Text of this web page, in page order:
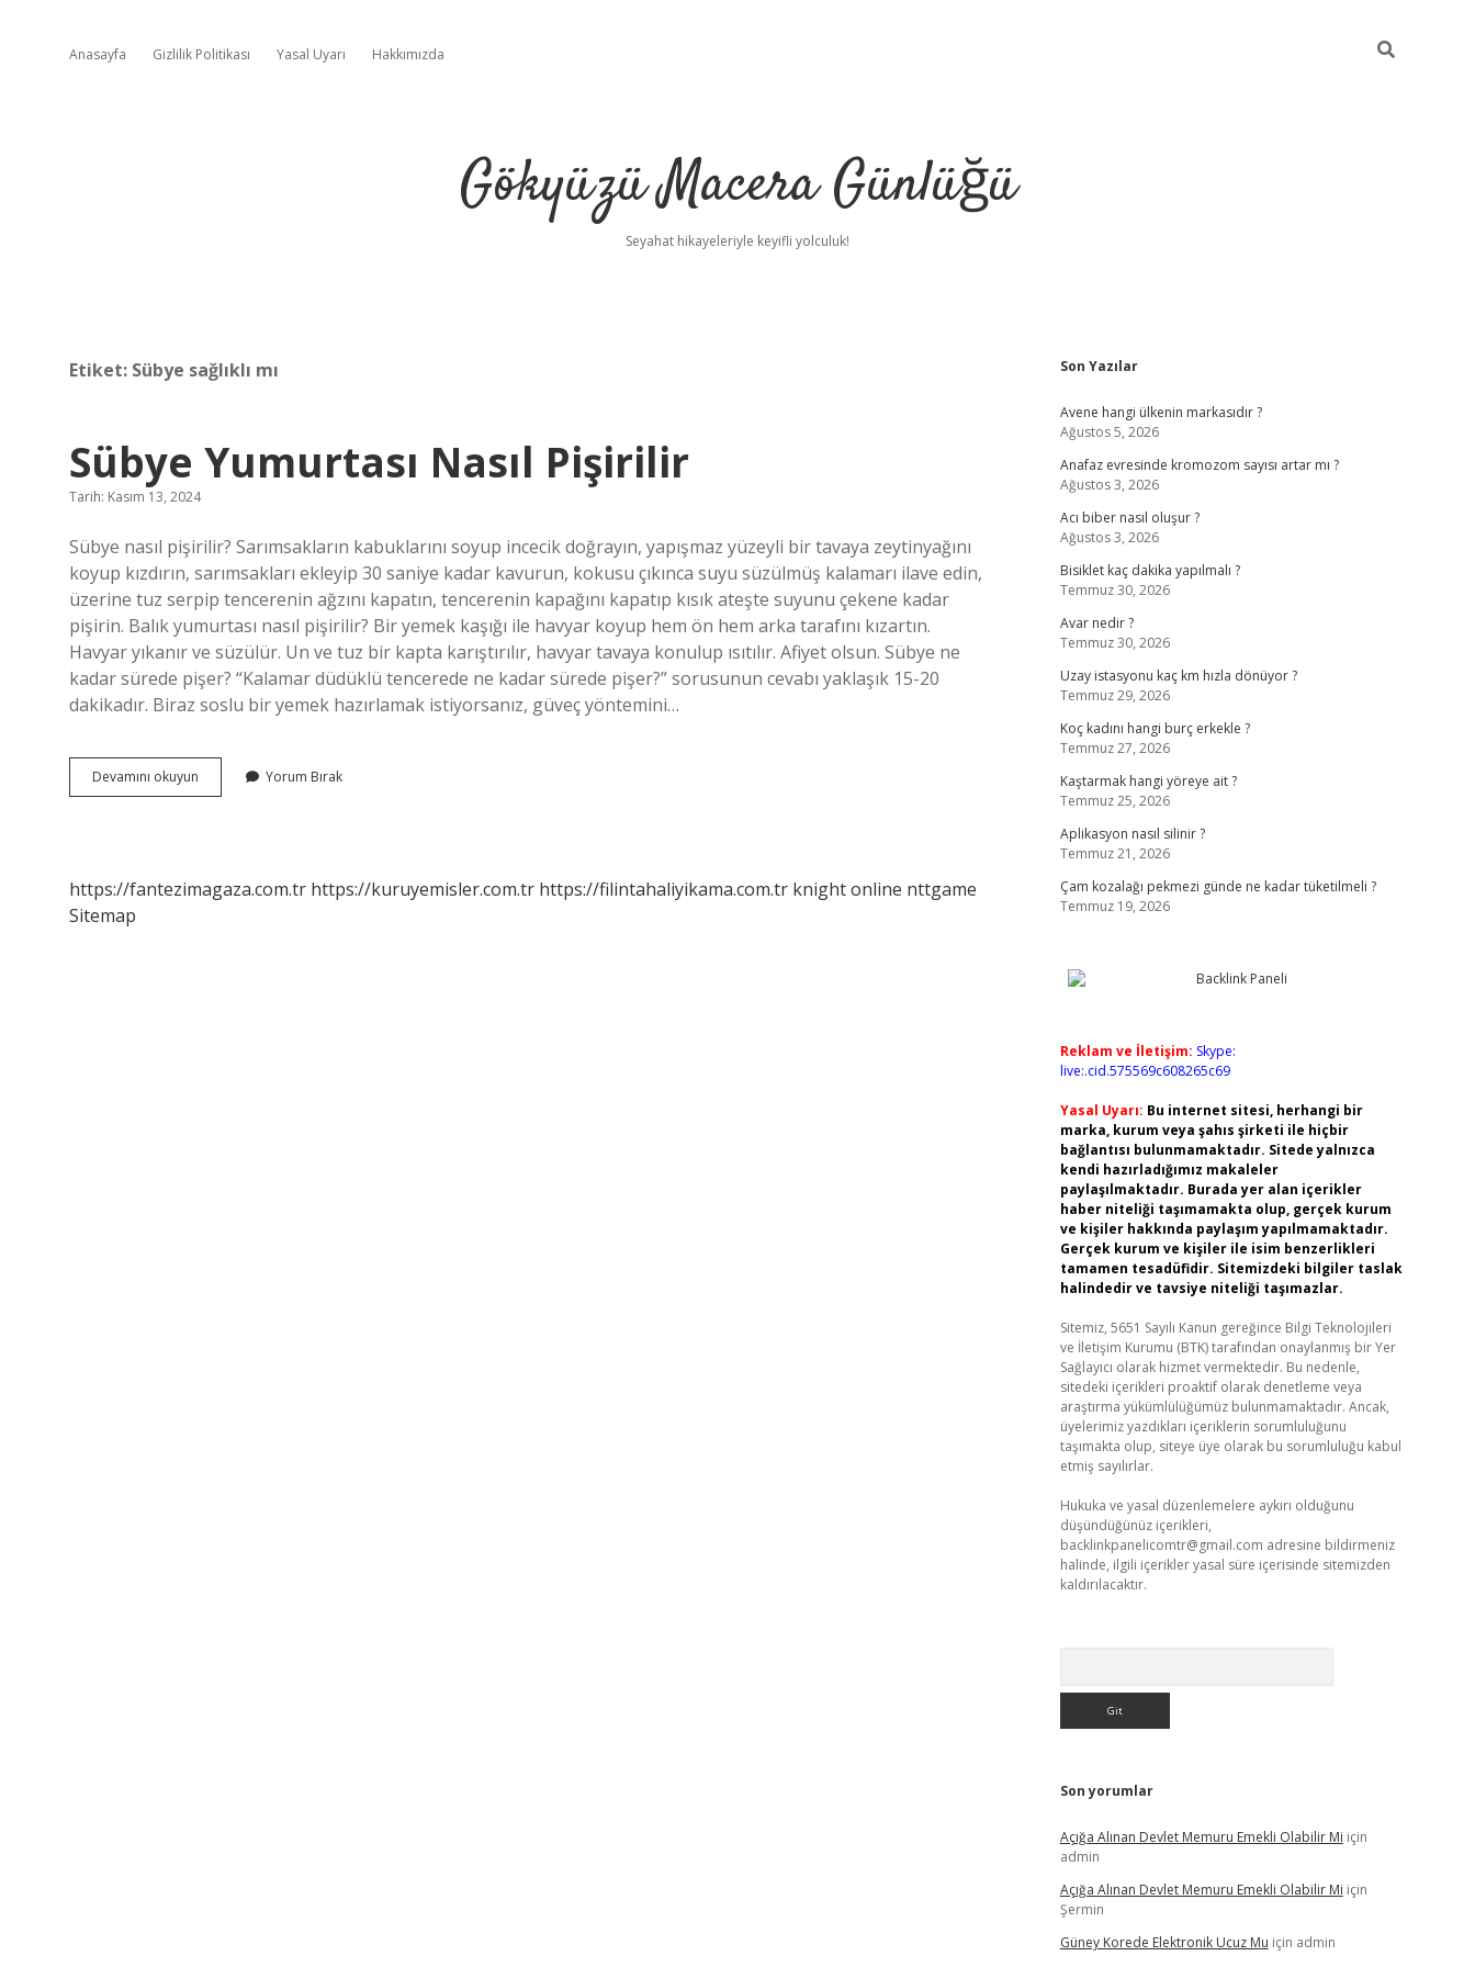
Anasayfa Gizlilik Politikası Yasal Uyarı Hakkımızda
Gökyüzü Macera Günlüğü
Seyahat hikayeleriyle keyifli yolculuk!
Etiket: Sübye sağlıklı mı
Sübye Yumurtası Nasıl Pişirilir
Tarih: Kasım 13, 2024
Sübye nasıl pişirilir? Sarımsakların kabuklarını soyup incecik doğrayın, yapışmaz yüzeyli bir tavaya zeytinyağını
koyup kızdırın, sarımsakları ekleyip 30 saniye kadar kavurun, kokusu çıkınca suyu süzülmüş kalamarı ilave edin,
üzerine tuz serpip tencerenin ağzını kapatın, tencerenin kapağını kapatıp kısık ateşte suyunu çekene kadar
pişirin. Balık yumurtası nasıl pişirilir? Bir yemek kaşığı ile havyar koyup hem ön hem arka tarafını kızartın.
Havyar yıkanır ve süzülür. Un ve tuz bir kapta karıştırılır, havyar tavaya konulup ısıtılır. Afiyet olsun. Sübye ne
kadar sürede pişer? “Kalamar düdüklü tencerede ne kadar sürede pişer?” sorusunun cevabı yaklaşık 15-20
dakikadır. Biraz soslu bir yemek hazırlamak istiyorsanız, güveç yöntemini…
Devamını okuyun
Yumurtası
Yorum Bırak
https://fantezimagaza.com.tr https://kuruyemisler.com.tr https://filintahaliyikama.com.tr knight online nttgame
Sitemap
Sidebar
Son Yazılar
Avene hangi ülkenin markasıdır ?
Ağustos 5, 2026
Anafaz evresinde kromozom sayısı artar mı ?
Ağustos 3, 2026
Acı biber nasıl oluşur ?
Ağustos 3, 2026
Bisiklet kaç dakika yapılmalı ?
Temmuz 30, 2026
Avar nedir ?
Temmuz 30, 2026
Uzay istasyonu kaç km hızla dönüyor ?
Temmuz 29, 2026
Koç kadını hangi burç erkekle ?
Temmuz 27, 2026
Kaştarmak hangi yöreye ait ?
Temmuz 25, 2026
Aplikasyon nasıl silinir ?
Temmuz 21, 2026
Çam kozalağı pekmezi günde ne kadar tüketilmeli ?
Temmuz 19, 2026
Reklam ve İletişim: Skype:
live:.cid.575569c608265c69
Yasal Uyarı: Bu internet sitesi, herhangi bir
marka, kurum veya şahıs şirketi ile hiçbir
bağlantısı bulunmamaktadır. Sitede yalnızca
kendi hazırladığımız makaleler
paylaşılmaktadır. Burada yer alan içerikler
haber niteliği taşımamakta olup, gerçek kurum
ve kişiler hakkında paylaşım yapılmamaktadır.
Gerçek kurum ve kişiler ile isim benzerlikleri
tamamen tesadüfidir. Sitemizdeki bilgiler taslak
halindedir ve tavsiye niteliği taşımazlar.
Sitemiz, 5651 Sayılı Kanun gereğince Bilgi Teknolojileri
ve İletişim Kurumu (BTK) tarafından onaylanmış bir Yer
Sağlayıcı olarak hizmet vermektedir. Bu nedenle,
sitedeki içerikleri proaktif olarak denetleme veya
araştırma yükümlülüğümüz bulunmamaktadır. Ancak,
üyelerimiz yazdıkları içeriklerin sorumluluğunu
taşımakta olup, siteye üye olarak bu sorumluluğu kabul
etmiş sayılırlar.
Hukuka ve yasal düzenlemelere aykırı olduğunu
düşündüğünüz içerikleri,
backlinkpanelicomtr@gmail.com adresine bildirmeniz
halinde, ilgili içerikler yasal süre içerisinde sitemizden
kaldırılacaktır.
Son yorumlar
Açığa Alınan Devlet Memuru Emekli Olabilir Mi için
admin
Açığa Alınan Devlet Memuru Emekli Olabilir Mi için
Şermin
Güney Korede Elektronik Ucuz Mu için admin